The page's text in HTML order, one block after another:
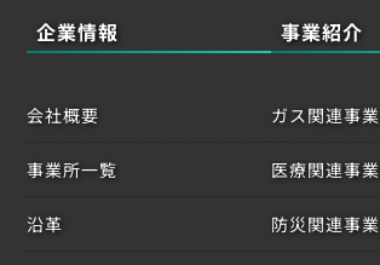
企業情報
会社概要
事業所一覧
沿革
事業紹介
ガス関連事業
医療関連事業
防災関連事業